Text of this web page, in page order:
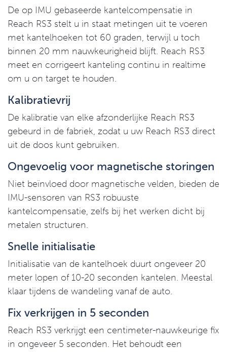
De op IMU gebaseerde kantelcompensatie in
Reach RS3 stelt u in staat metingen uit te voeren
met kantelhoeken tot 60 graden, terwijl u toch
binnen 20 mm nauwkeurigheid blijft. Reach RS3
meet en corrigeert kanteling continu in realtime
om u on target te houden.
Kalibratievrij
De kalibratie van elke afzonderlijke Reach RS3
gebeurd in de fabriek, zodat u uw Reach RS3 direct
uit de doos kunt gebruiken.
Ongevoelig voor magnetische storingen
Niet beïnvloed door magnetische velden, bieden de
IMU-sensoren van RS3 robuuste
kantelcompensatie, zelfs bij het werken dicht bij
metalen structuren.
Snelle initialisatie
Initialisatie van de kantelhoek duurt ongeveer 20
meter lopen of 10-20 seconden kantelen. Meestal
klaar tijdens de wandeling vanaf de auto.
Fix verkrijgen in 5 seconden
Reach RS3 verkrijgt een centimeter-nauwkeurige fix
in ongeveer 5 seconden. Het behoudt een